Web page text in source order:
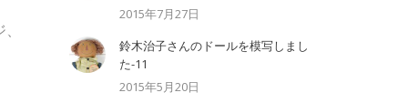
2015年7月27日
鈴木治子さんのドールを模写しまし
た-11
2015年5月20日